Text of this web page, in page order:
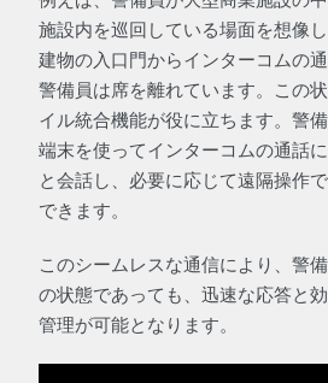
施設内を巡回している場面を想像
建物の入口門からインターコムの
警備員は席を離れています。この
イル統合機能が役に立ちます。警
端末を使ってインターコムの通話
と会話し、必要に応じて遠隔操作
できます。
このシームレスな通信により、警
の状態であっても、迅速な応答と
管理が可能となります。